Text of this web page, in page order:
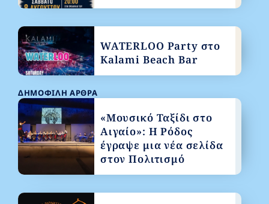
ΔΗΜΟΦΙΛΉ ΆΡΘΡΑ
«Μουσικό Ταξίδι στο
Αιγαίο»: Η Ρόδος
έγραψε μια νέα σελίδα
στον Πολιτισμό
WATERLOO Party στο
Kalami Beach Bar